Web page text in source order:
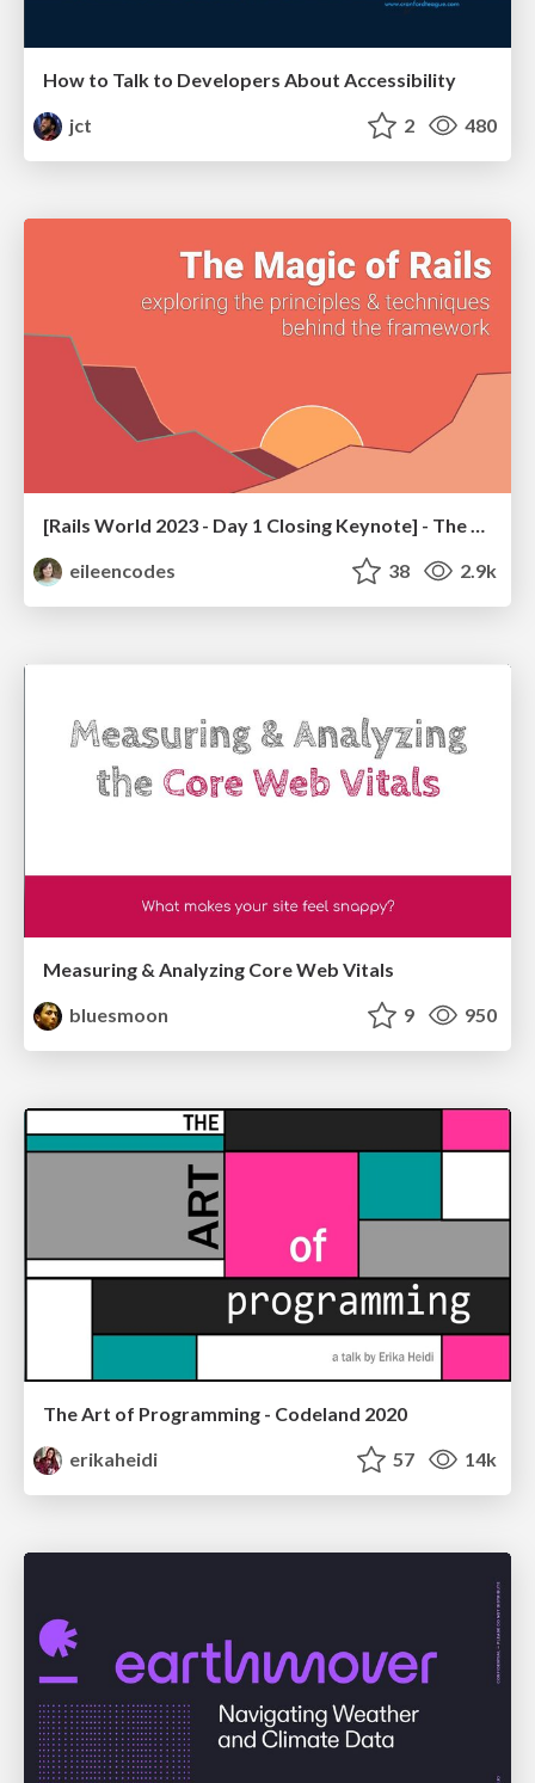
How to Talk to Developers About Accessibility
jct
2 480
eileencodes
38 2.9k
Measuring & Analyzing Core Web Vitals
bluesmoon
9 950
The Art of Programming - Codeland 2020
erikaheidi
57 14k